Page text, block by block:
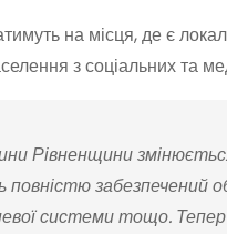
на місця, де є
з соціальних та
Рівненщини
забезпечений
системи тощо.